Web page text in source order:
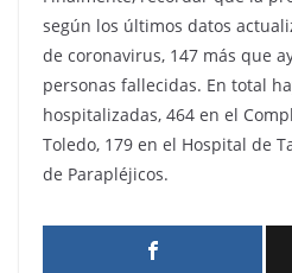
según los últimos datos
de coronavirus, 147 más que
personas fallecidas. En total
hospitalizadas, 464 en el
Toledo, 179 en el Hospital de
de Parapléjicos.